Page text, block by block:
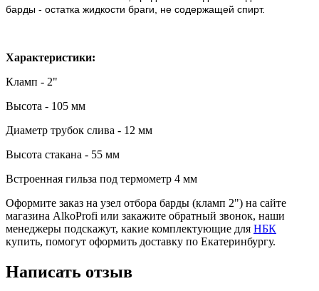
барды - остатка жидкости браги, не содержащей спирт.
Характеристики:
Кламп - 2"
Высота - 105 мм
Диаметр трубок слива - 12 мм
Высота стакана - 55 мм
Встроенная гильза под термометр 4 мм
Оформите заказ на узел отбора барды (кламп 2") на сайте
магазина AlkoProfi или закажите обратный звонок, наши
менеджеры подскажут, какие комплектующие для НБК
купить, помогут оформить доставку по Екатеринбургу.
Написать отзыв